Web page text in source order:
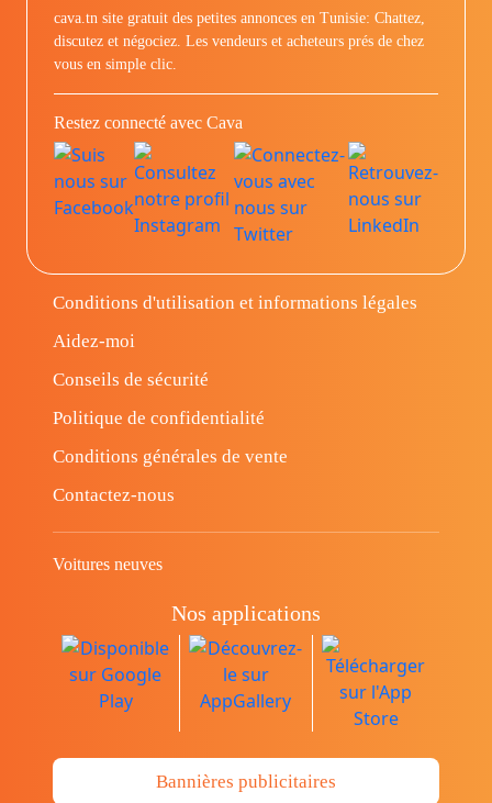
cava.tn site gratuit des petites annonces en Tunisie: Chattez,
discutez et négociez. Les vendeurs et acheteurs prés de chez
vous en simple clic.
Restez connecté avec Cava
Conditions d'utilisation et informations légales
Aidez-moi
Conseils de sécurité
Politique de confidentialité
Conditions générales de vente
Contactez-nous
Voitures neuves
Nos applications
Bannières publicitaires